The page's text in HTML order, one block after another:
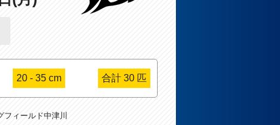
20 - 35 cm 合計 30 匹
フィールド中津川